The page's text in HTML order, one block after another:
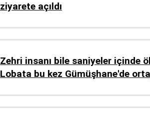
ziyarete açıldı
Zehri insanı bile saniyeler içinde
Lobata bu kez Gümüşhane'de